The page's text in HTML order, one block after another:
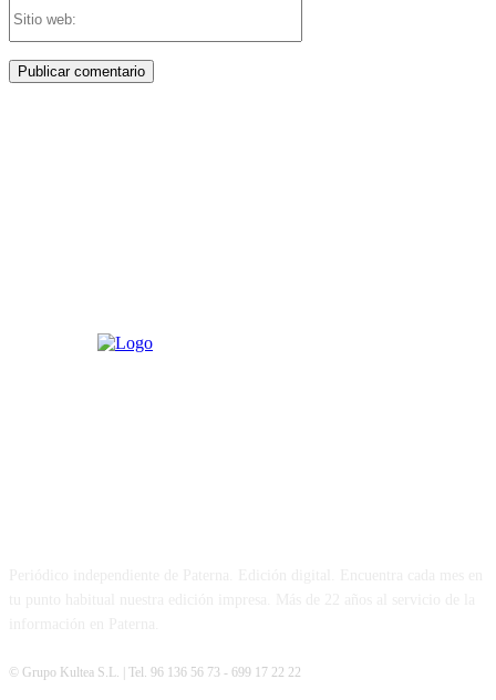
© Grupo Kultea S.L. | Tel. 96 136 56 73 - 699 17 22 22